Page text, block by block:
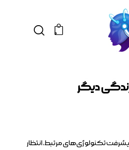
0
دیگر
تکنولوژی‌های مرتبط، انتظار